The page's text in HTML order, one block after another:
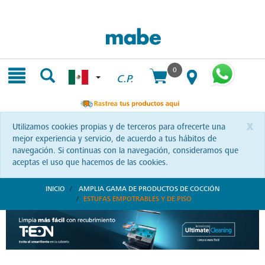
C.P.
0
x
Utilizamos cookies propias y de terceros para ofrecerte una
mejor experiencia y servicio, de acuerdo a tus hábitos de
navegación. Si continuas con la navegación, consideramos que
aceptas el uso que hacemos de las cookies.
INICIO
AMPLIA GAMA DE PRODUCTOS DE COCCIÓN
ESTUFAS EMPOTRABLES Y DE PISO